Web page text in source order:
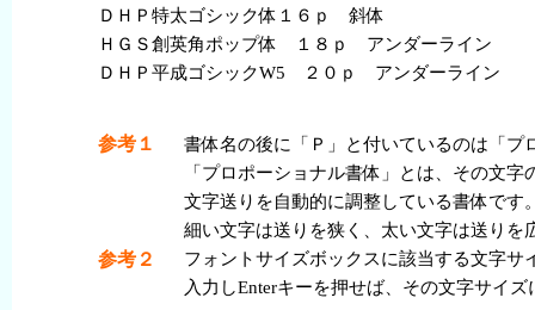
ＤＨＰ 特太ゴシック体 １６ｐ 斜体
ＨＧＳ創英角ポップ体 １８ｐ アンダーライン
ＤＨＰ 平成ゴシックW5 ２０ｐ アンダーライン
参考 １ 書体名の後に「Ｐ」と付いているのは「プ
「プロポーショナル書体 」とは、その文字
文字送 りを自動的に調整している書体です
細い文字は送 りを狭 く、 太い文字は送 りを
参考 ２ フォントサイズボックスに該当する文字サ
入力 しEnterキーを押せば、その文字サイズ